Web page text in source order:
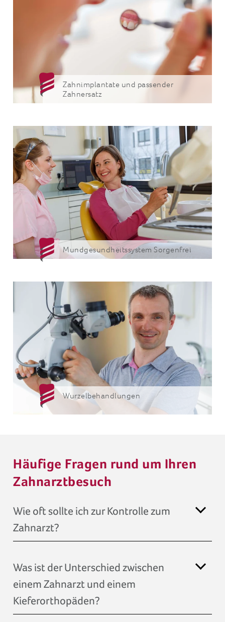
Zahnimplantate und passender
Zahnersatz
Mund­gesund­heits­system Sorgenfrei
Wurzelbehandlungen
Zahnarztbesuch
Zahnarzt?
einem Zahnarzt und einem
Kieferorthopäden?